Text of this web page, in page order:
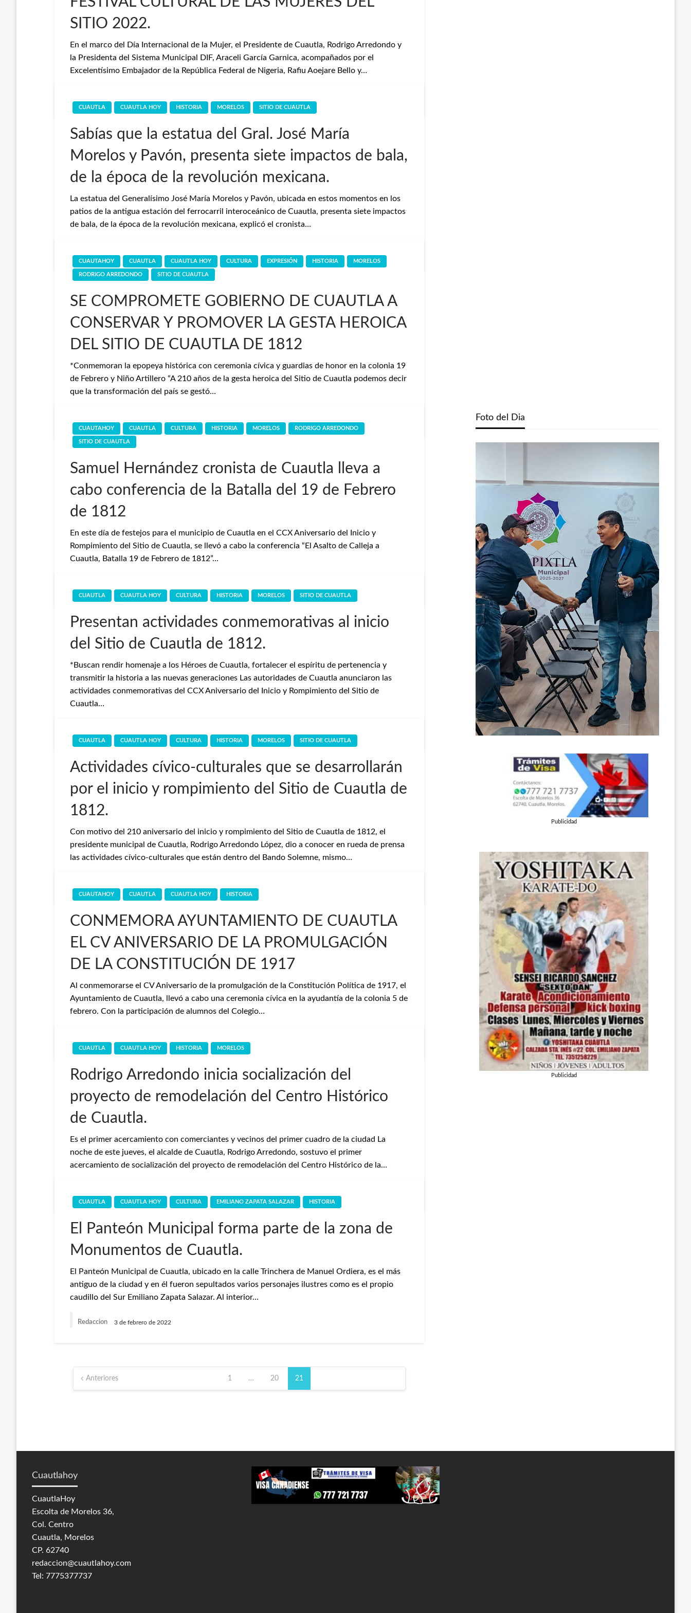
SITIO 2022.
En el marco del Día Internacional de la Mujer, el Presidente de Cuautla, Rodrigo Arredondo y
la Presidenta del Sistema Municipal DIF, Araceli García Garnica, acompañados por el
Excelentísimo Embajador de la República Federal de Nigeria, Rafiu Aoejare Bello y…
CUAUTLA CUAUTLA HOY HISTORIA MORELOS SITIO DE CUAUTLA
Sabías que la estatua del Gral. José María
Morelos y Pavón, presenta siete impactos de bala,
de la época de la revolución mexicana.
La estatua del Generalísimo José María Morelos y Pavón, ubicada en estos momentos en los
patios de la antigua estación del ferrocarril interoceánico de Cuautla, presenta siete impactos
de bala, de la época de la revolución mexicana, explicó el cronista…
CUAUTAHOY CUAUTLA CUAUTLA HOY CULTURA EXPRESIÓN HISTORIA MORELOS
RODRIGO ARREDONDO SITIO DE CUAUTLA
SE COMPROMETE GOBIERNO DE CUAUTLA A
CONSERVAR Y PROMOVER LA GESTA HEROICA
DEL SITIO DE CUAUTLA DE 1812
*Conmemoran la epopeya histórica con ceremonia cívica y guardias de honor en la colonia 19
de Febrero y Niño Artillero “A 210 años de la gesta heroica del Sitio de Cuautla podemos decir
que la transformación del país se gestó…
CUAUTAHOY CUAUTLA CULTURA HISTORIA MORELOS RODRIGO ARREDONDO
SITIO DE CUAUTLA
Samuel Hernández cronista de Cuautla lleva a
cabo conferencia de la Batalla del 19 de Febrero
de 1812
En este día de festejos para el municipio de Cuautla en el CCX Aniversario del Inicio y
Rompimiento del Sitio de Cuautla, se llevó a cabo la conferencia “El Asalto de Calleja a
Cuautla, Batalla 19 de Febrero de 1812”…
CUAUTLA CUAUTLA HOY CULTURA HISTORIA MORELOS SITIO DE CUAUTLA
Presentan actividades conmemorativas al inicio
del Sitio de Cuautla de 1812.
*Buscan rendir homenaje a los Héroes de Cuautla, fortalecer el espíritu de pertenencia y
transmitir la historia a las nuevas generaciones Las autoridades de Cuautla anunciaron las
actividades conmemorativas del CCX Aniversario del Inicio y Rompimiento del Sitio de
Cuautla…
CUAUTLA CUAUTLA HOY CULTURA HISTORIA MORELOS SITIO DE CUAUTLA
Actividades cívico-culturales que se desarrollarán
por el inicio y rompimiento del Sitio de Cuautla de
1812.
Con motivo del 210 aniversario del inicio y rompimiento del Sitio de Cuautla de 1812, el
presidente municipal de Cuautla, Rodrigo Arredondo López, dio a conocer en rueda de prensa
las actividades cívico-culturales que están dentro del Bando Solemne, mismo…
CUAUTAHOY CUAUTLA CUAUTLA HOY HISTORIA
CONMEMORA AYUNTAMIENTO DE CUAUTLA
EL CV ANIVERSARIO DE LA PROMULGACIÓN
DE LA CONSTITUCIÓN DE 1917
Al conmemorarse el CV Aniversario de la promulgación de la Constitución Política de 1917, el
Ayuntamiento de Cuautla, llevó a cabo una ceremonia cívica en la ayudantía de la colonia 5 de
febrero. Con la participación de alumnos del Colegio…
CUAUTLA CUAUTLA HOY HISTORIA MORELOS
Rodrigo Arredondo inicia socialización del
proyecto de remodelación del Centro Histórico
de Cuautla.
Es el primer acercamiento con comerciantes y vecinos del primer cuadro de la ciudad La
noche de este jueves, el alcalde de Cuautla, Rodrigo Arredondo, sostuvo el primer
acercamiento de socialización del proyecto de remodelación del Centro Histórico de la…
CUAUTLA CUAUTLA HOY CULTURA EMILIANO ZAPATA SALAZAR HISTORIA
El Panteón Municipal forma parte de la zona de
Monumentos de Cuautla.
El Panteón Municipal de Cuautla, ubicado en la calle Trinchera de Manuel Ordiera, es el más
antiguo de la ciudad y en él fueron sepultados varios personajes ilustres como es el propio
caudillo del Sur Emiliano Zapata Salazar. Al interior…
Redaccion 3 de febrero de 2022
Paginación
Anteriores 1 … 20 21
Foto del Dia
Publicidad
Publicidad
Cuautlahoy
CuautlaHoy
Escolta de Morelos 36,
Col. Centro
Cuautla, Morelos
CP. 62740
redaccion@cuautlahoy.com
Tel: 7775377737